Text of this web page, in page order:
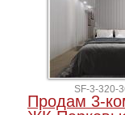
SF-3-320-
Продам 3-